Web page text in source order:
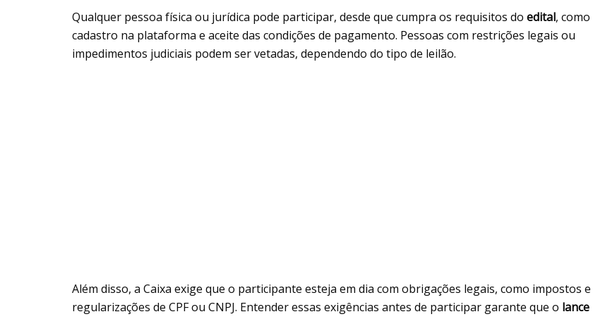
Qualquer pessoa física ou jurídica pode participar, desde que cumpra os requisitos do edital, como
cadastro na plataforma e aceite das condições de pagamento. Pessoas com restrições legais ou
impedimentos judiciais podem ser vetadas, dependendo do tipo de leilão.
Além disso, a Caixa exige que o participante esteja em dia com obrigações legais, como impostos e
regularizações de CPF ou CNPJ. Entender essas exigências antes de participar garante que o lance